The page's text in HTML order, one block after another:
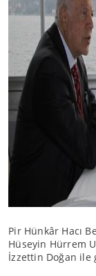
Pir Hünkâr Hacı
Hüseyin Hürrem
İzzettin Doğan ile